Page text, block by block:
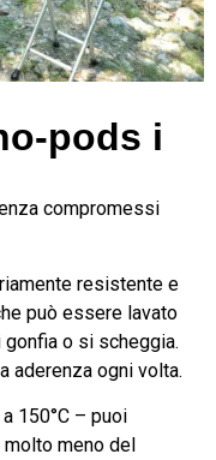
pods i
compromessi
resistente e
può essere lavato
gonfia o si scheggia.
aderenza ogni volta.
150°C – puoi
meno del